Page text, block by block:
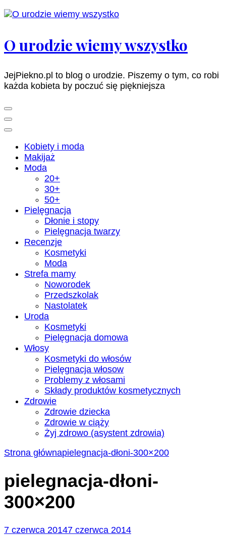
O urodzie wiemy wszystko
JejPiekno.pl to blog o urodzie. Piszemy o tym, co robi
każda kobieta by poczuć się piękniejsza
Kobiety i moda
Makijaż
Moda
20+
30+
50+
Pielęgnacja
Dłonie i stopy
Pielęgnacja twarzy
Recenzje
Kosmetyki
Moda
Strefa mamy
Noworodek
Przedszkolak
Nastolatek
Uroda
Kosmetyki
Pielęgnacja domowa
Włosy
Kosmetyki do włosów
Pielęgnacja włosow
Problemy z włosami
Składy produktów kosmetycznych
Zdrowie
Zdrowie dziecka
Zdrowie w ciąży
Żyj zdrowo (asystent zdrowia)
Strona głównapielegnacja-dłoni-300×200
pielegnacja-dłoni-
300×200
7 czerwca 20147 czerwca 2014